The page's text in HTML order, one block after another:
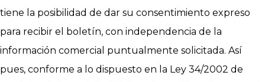
tiene la posibilidad de dar su consentimiento expreso
para recibir el boletín, con independencia de la
información comercial puntualmente solicitada. Así
pues, conforme a lo dispuesto en la Ley 34/2002 de